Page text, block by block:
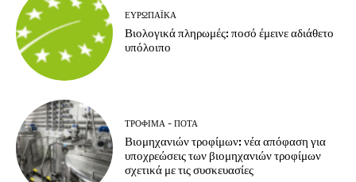
ΕΥΡΩΠΑΪΚΆ
Βιολογικά πληρωμές: ποσό έμεινε αδιάθετο
υπόλοιπο
ΤΡΌΦΙΜΑ - ΠΟΤΆ
Βιομηχανιών τροφίμων: νέα απόφαση για
υποχρεώσεις των βιομηχανιών τροφίμων
σχετικά με τις συσκευασίες